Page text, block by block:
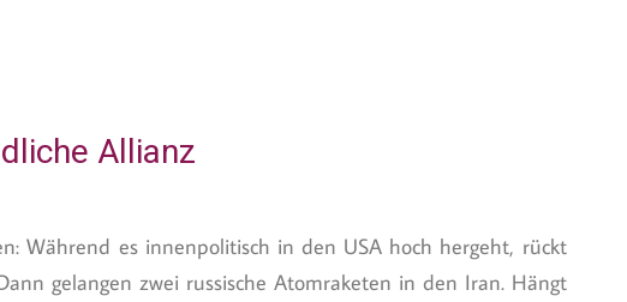
Allianz
Während es innenpolitisch in den USA hoch hergeht, rückt
gelangen zwei russische Atomraketen in den Iran. Hängt